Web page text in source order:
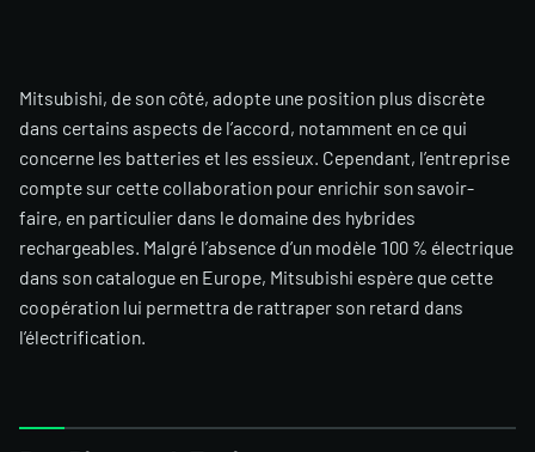
Mitsubishi, de son côté, adopte une position plus discrète
dans certains aspects de l’accord, notamment en ce qui
concerne les batteries et les essieux. Cependant, l’entreprise
compte sur cette collaboration pour enrichir son savoir-
faire, en particulier dans le domaine des hybrides
rechargeables. Malgré l’absence d’un modèle 100 % électrique
dans son catalogue en Europe, Mitsubishi espère que cette
coopération lui permettra de rattraper son retard dans
l’électrification.